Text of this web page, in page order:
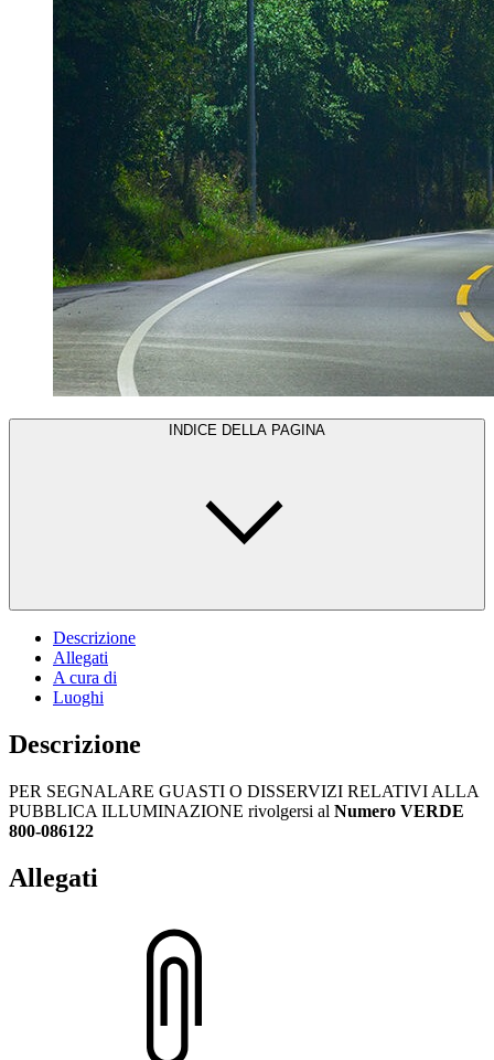
INDICE DELLA PAGINA
Descrizione
Allegati
A cura di
Luoghi
Descrizione
PER SEGNALARE GUASTI O DISSERVIZI RELATIVI ALLA
PUBBLICA ILLUMINAZIONE rivolgersi al Numero VERDE
800-086122
Allegati